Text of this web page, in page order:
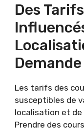
Des
Demande
Les tarifs des
susceptibles de
localisation et de
Prendre des